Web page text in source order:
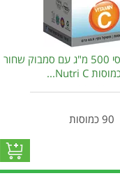
נוטריקר ויטמין סי 500 מ"ג עם סמבוק שחור
90 כמוסות